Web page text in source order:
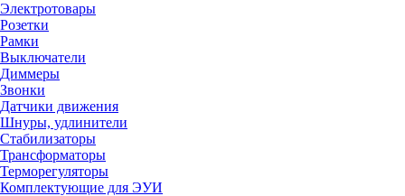
Электротовары
Розетки
Рамки
Выключатели
Диммеры
Звонки
Датчики движения
Шнуры, удлинители
Стабилизаторы
Трансформаторы
Терморегуляторы
Комплектующие для ЭУИ